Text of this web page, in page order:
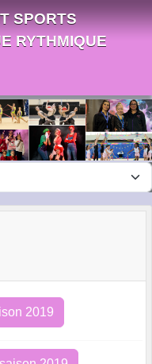
SPORTS
RYTHMIQUE
2019